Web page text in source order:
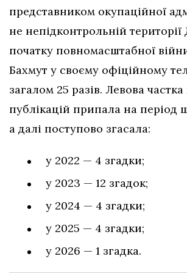
представником окупаційної
не непідконтрольній
початку повномасштабної
Бахмут у своєму офіційному
загалом 25 разів. Левова
публікацій припала на період
а далі поступово згасала:
у 2022 — 4 згадки;
у 2023 — 12 згадок;
у 2024 — 4 згадки;
у 2025 — 4 згадки;
у 2026 — 1 згадка.